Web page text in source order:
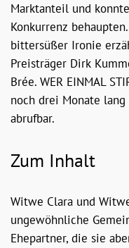
Marktanteil und
Konkurrenz
bittersüßer Ironie
Preisträger Dirk
Brée. WER EINMAL
noch drei Monate
abrufbar.
Zum Inhalt
Witwe Clara und
ungewöhnliche
Ehepartner, die sie